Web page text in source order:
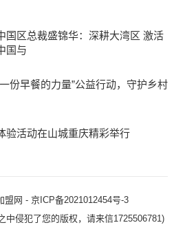
国区总裁盛锦华：深耕大湾区 激活
国与
份早餐的力量”公益行动，守护乡村
验活动在山城重庆精彩举行
盟网 -京ICP备2021012454号-3
中侵犯了您的版权，请来信1725506781)